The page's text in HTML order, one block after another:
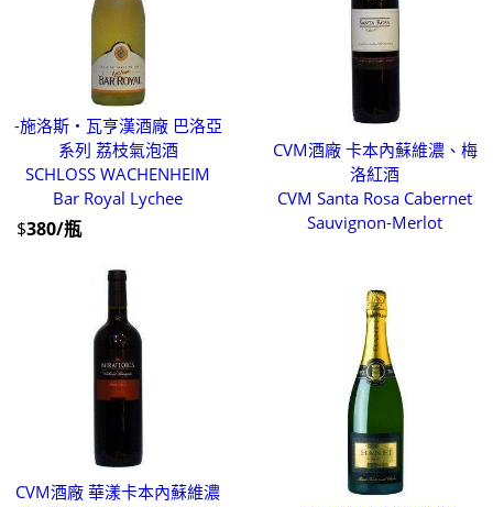
-施洛斯‧瓦亨漢酒廠 巴洛亞
系列 荔枝氣泡酒
SCHLOSS WACHENHEIM
Bar Royal Lychee
$380/瓶
CVM酒廠 卡本內蘇維濃、梅
洛紅酒
CVM Santa Rosa Cabernet
Sauvignon-Merlot
CVM酒廠 華漾卡本內蘇維濃